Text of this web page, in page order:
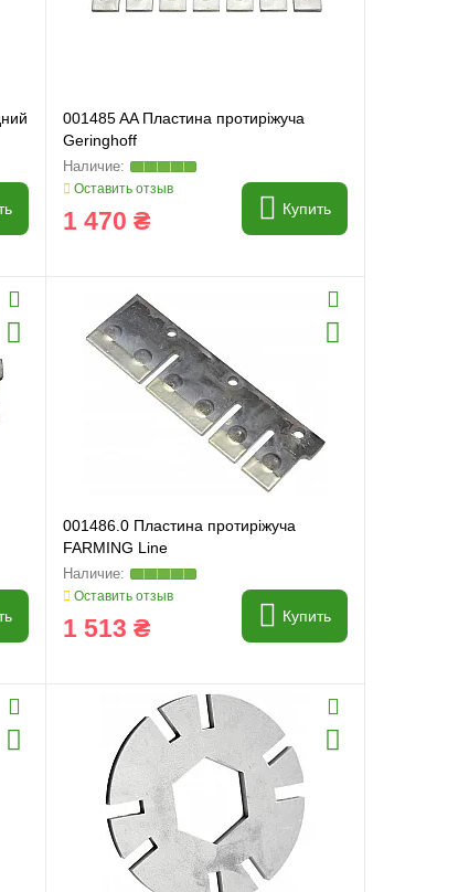
001485 AA Пластина протиріжуча
Geringhoff
Оставить отзыв
1 470 ₴ Купить
001486.0 Пластина протиріжуча
FARMING Line
Оставить отзыв
1 513 ₴ Купить